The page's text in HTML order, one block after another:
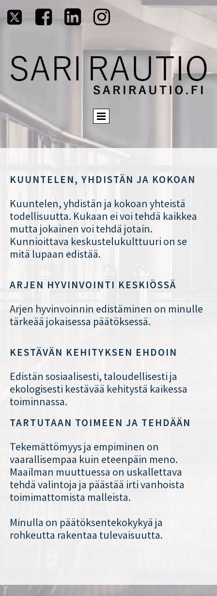
   
KUUNTELEN, YHDISTÄN JA KOKOAN
Kuuntelen, yhdistän ja kokoan yhteistä
todellisuutta. Kukaan ei voi tehdä kaikkea
mutta jokainen voi tehdä jotain.
Kunnioittava keskustelukulttuuri on se
mitä lupaan edistää.
ARJEN HYVINVOINTI KESKIÖSSÄ
Arjen hyvinvoinnin edistäminen on minulle
tärkeää jokaisessa päätöksessä.
KESTÄVÄN KEHITYKSEN EHDOIN
Edistän sosiaalisesti, taloudellisesti ja
ekologisesti kestävää kehitystä kaikessa
toiminnassa.
TARTUTAAN TOIMEEN JA TEHDÄÄN
Tekemättömyys ja empiminen on
vaarallisempaa kuin eteenpäin meno.
Maailman muuttuessa on uskallettava
tehdä valintoja ja päästää irti vanhoista
toimimattomista malleista.
Minulla on päätöksentekokykyä ja
rohkeutta rakentaa tulevaisuutta.